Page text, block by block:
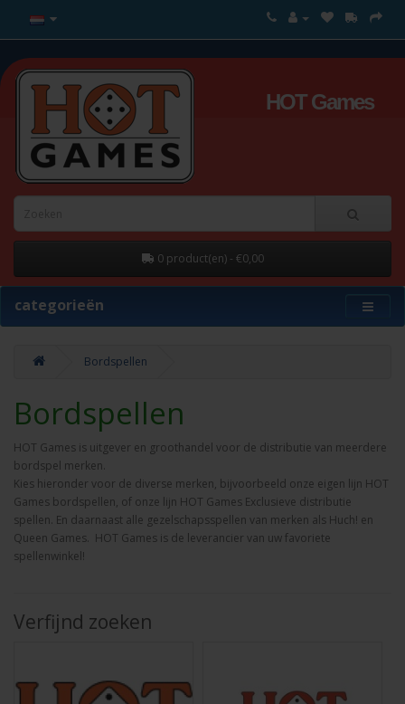
HOT Games
0 product(en) - €0,00
categorieën
Bordspellen
Bordspellen
HOT Games is uitgever en groothandel voor de distributie van meerdere
bordspel merken.
Kies hieronder voor de diverse merken, bijvoorbeeld onze eigen lijn HOT
Games bordspellen, of onze lijn HOT Games Exclusieve distributie
spellen. En daarnaast alle gezelschapsspellen van merken als Huch! en
Queen Games. HOT Games is de leverancier van uw favoriete
spellenwinkel!
Verfijnd zoeken